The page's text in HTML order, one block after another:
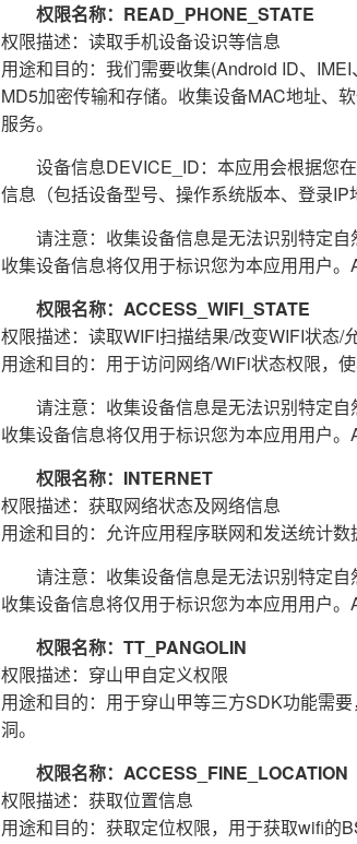
权限名称：READ_PHONE_STATE
权限描述：读取手机设备设识等信息
用途和目的：我们需要收集(Android ID、
MD5加密传输和存储。收集设备MAC地址、
服务。
设备信息DEVICE_ID：本应用会根据您
信息（包括设备型号、操作系统版本、登录
请注意：收集设备信息是无法识别特定
收集设备信息将仅用于标识您为本应用用户
权限名称：ACCESS_WIFI_STATE
权限描述：读取WIFI扫描结果/改变WIFI状态/
用途和目的：用于访问网络/WiFi状态权限，
请注意：收集设备信息是无法识别特定
收集设备信息将仅用于标识您为本应用用户
权限名称：INTERNET
权限描述：获取网络状态及网络信息
用途和目的：允许应用程序联网和发送统计数
请注意：收集设备信息是无法识别特定
收集设备信息将仅用于标识您为本应用用户
权限名称：TT_PANGOLIN
权限描述：穿山甲自定义权限
用途和目的：用于穿山甲等三方SDK功能需
洞。
权限名称：ACCESS_FINE_LOCATION
权限描述：获取位置信息
用途和目的：获取定位权限，用于获取wifi的